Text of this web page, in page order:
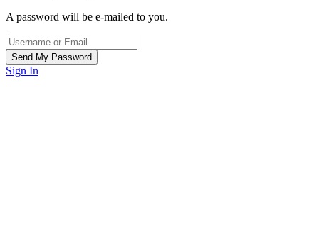
A password will be e-mailed to you.
Sign In